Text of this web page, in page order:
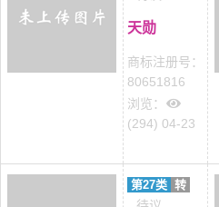
天勋
商标注册号：
80651816
浏览：
(294) 04-23
第27类 转